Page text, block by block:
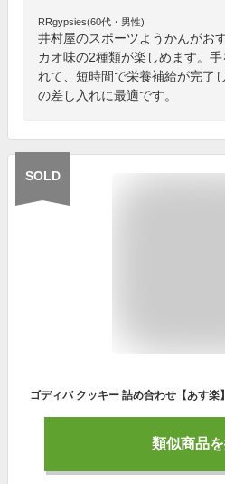
RRgypsies(60代・男性)
井村屋のスポーツようかんがお
カオ味の2種類が楽しめます。
れて、短時間で栄養補給が完了
の差し入れに最適です。
SOLD
類似商品